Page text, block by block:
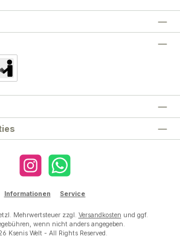
Instagram WhatsApp
Informationen Service
Mehrwertsteuer zzgl. Versandkosten und ggf.
wenn nicht anders angegeben.
Ksenis Welt - All Rights Reserved.